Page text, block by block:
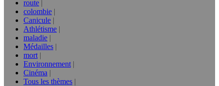
route
colombie
Canicule
Athlétisme
maladie
Médailles
mort
Environnement
Cinéma
Tous les thèmes